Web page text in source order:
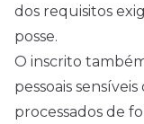
dos requisitos
posse.
O inscrito
pessoais
processados de